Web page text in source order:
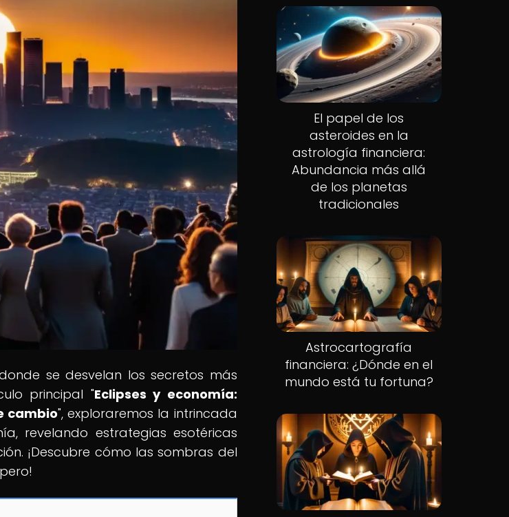
se desvelan los secretos más
principal "Eclipses y economía:
cambio", exploraremos la intrincada
revelando estrategias esotéricas
¡Descubre cómo las sombras del
El papel de los
asteroides en la
astrología financiera:
Abundancia más allá
de los planetas
tradicionales
Astrocartografía
financiera: ¿Dónde en el
mundo está tu fortuna?